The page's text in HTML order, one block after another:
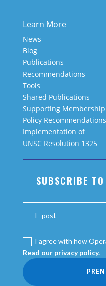
Learn More
News
Blog
Publications
Recommendations
Tools
Shared Publications
Supporting Membership
Policy Recommendations
Implementation of
UNSC Resolution 1325
SUBSCRIBE
I agree with how
Read our privacy policy.